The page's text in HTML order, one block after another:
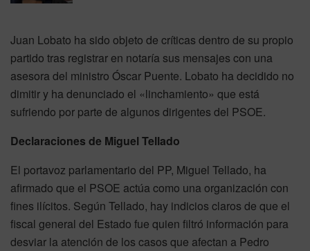
Juan Lobato ha sido objeto de críticas dentro de su propio
partido tras registrar en notaría sus mensajes con una
asesora del ministro Óscar Puente. Lobato ha decidido no
dimitir y ha denunciado el «linchamiento» que está
sufriendo por parte de algunos dirigentes del PSOE.
Declaraciones de Miguel Tellado
El portavoz parlamentario del PP, Miguel Tellado, ha
afirmado que el PSOE actúa como una organización con
fines ilícitos. Según Tellado, hay indicios claros de que el
fiscal general del Estado fue quien filtró información para
desviar la atención de los casos que afectan a Pedro